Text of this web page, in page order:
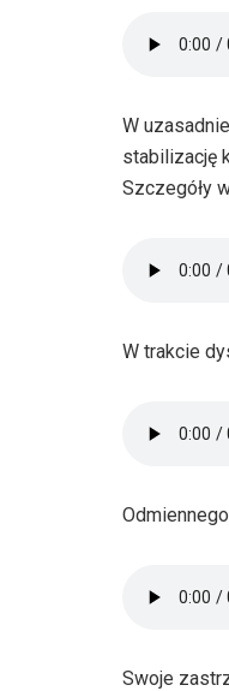
W
stabilizację
Szczegóły
W trakcie
Swoje